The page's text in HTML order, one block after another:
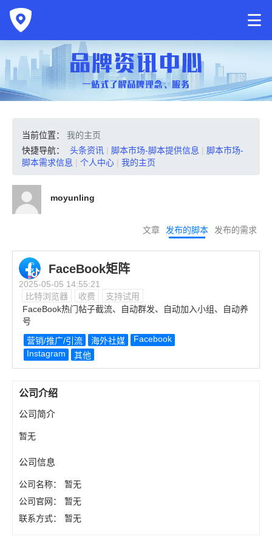
当前位置： 我的主页
快捷导航：
头条资讯 | 脚本市场-脚本提供信息 | 脚本市场-
脚本需求信息 | 个人中心 | 我的主页
moyunling
文章 发布的脚本 发布的需求
FaceBook矩阵
2025-05-05 14:55:21
比特浏览器
收费
支持试用
FaceBook热门帖子截流、自动群发、自动加入小组、自动养
号
营销/推广/引流
海外社媒
Facebook
Instagram
其他
公司介绍
公司简介
暂无
公司信息
公司名称：
暂无
公司官网：
暂无
联系方式：
暂无